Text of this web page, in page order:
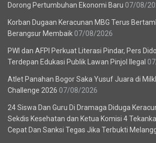
Dorong Pertumbuhan Ekonomi Baru 07/08/
Korban Dugaan Keracunan MBG Terus
Berangsur Membaik 07/08/2026
PWI dan AFPI Perkuat Literasi Pindar, Pers
Terdepan Edukasi Publik Lawan Pinjol Ilegal
Atlet Panahan Bogor Saka Yusuf Juara di
Challenge 2026 07/08/2026
24 Siswa Dan Guru Di Dramaga Diduga
Sekdis Kesehatan dan Ketua Komisi 4
Cepat Dan Sanksi Tegas Jika Terbukti